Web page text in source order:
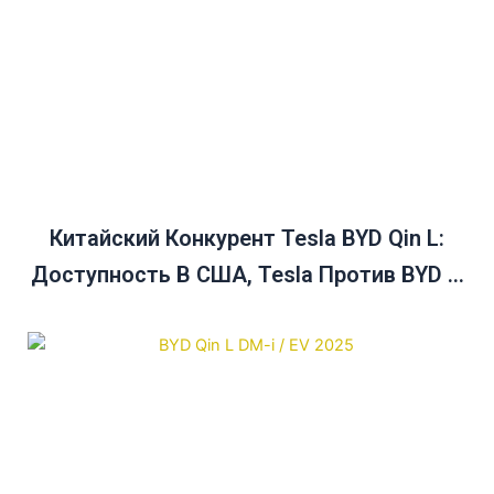
Китайский Конкурент Tesla BYD Qin L:
Доступность В США, Tesla Против BYD И